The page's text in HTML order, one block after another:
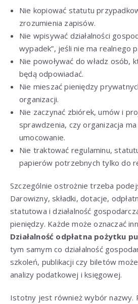
Nie kopiować statutu
zrozumienia zapisów.
Nie wpisywać działalności
wypadek”, jeśli nie ma realnego
Nie powoływać do władz osób,
będą odpowiadać.
Nie mieszać pieniędzy
organizacji.
Nie zaczynać zbiórek, umów i
sprawdzenia, czy organizacja ma
umocowanie.
Nie traktować regulaminu,
papierów potrzebnych tylko do
Szczególnie ostrożnie trzeba
Darowizny, składki, dotacje,
statutowa i działalność
pieniędzy. Każde może oznaczać
Działalność odpłatna pożytku
tym samym co działalność
szkoleń, publikacji czy biletów
analizy podatkowej i księgowej.
Istotny jest również wybór nazwy.